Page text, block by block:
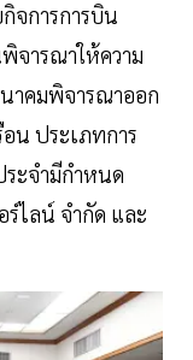
จการการบิน
จารณาให้ความ
าคมพิจารณาออก
น ประเภทการ
ะจำมีกำหนด
ร์ไลน์ จำกัด และ